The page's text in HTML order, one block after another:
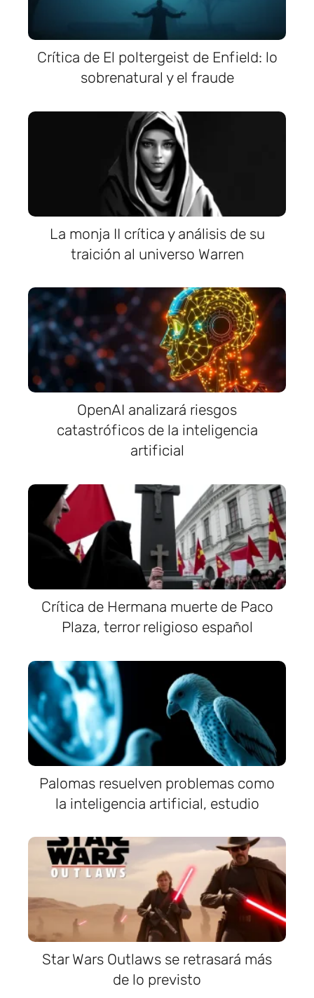
Crítica de El poltergeist de Enfield: lo
sobrenatural y el fraude
La monja II crítica y análisis de su
traición al universo Warren
OpenAI analizará riesgos
catastróficos de la inteligencia
artificial
Crítica de Hermana muerte de Paco
Plaza, terror religioso español
Palomas resuelven problemas como
la inteligencia artificial, estudio
Star Wars Outlaws se retrasará más
de lo previsto